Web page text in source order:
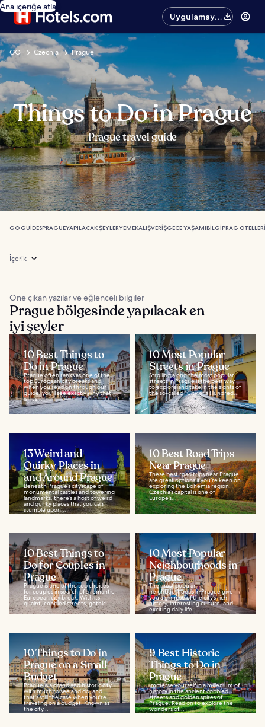
Ana içeriğe atla
Uygulamayı
edinin
GO Czechia Prague
Things to Do in Prague
Prague travel guide
GO GUIDESPRAGUEYAPILACAK ŞEYLERYEMEKALIŞVERIŞGECE YAŞAMIBILGIPRAG OTELLERI
İçerik
Öne çıkan yazılar ve eğlenceli bilgiler
Prague bölgesinde yapılacak en
iyi şeyler
10 Best Things to
Do in Prague
Prague often ranks as one of the
top European city breaks and,
when you read on through our
guide, you’ll see exactly why that
is. It’s...
10 Most Popular
Streets in Prague
Strolling along the most popular
streets in Prague is the best way
to explore and take in the sights of
the so-called “City of a Hundred...
13 Weird and
Quirky Places in
and Around Prague
Beneath Prague’s cityscape of
monumental castles and towering
landmarks, there’s a host of weird
and quirky places that you can
stumble upon...
10 Best Road Trips
Near Prague
These best road trips near Prague
are great options if you’re keen on
exploring the Bohemia region.
Czechia’s capital is one of
Europe’s...
10 Best Things to
Do for Couples in
Prague
Prague is one of the top choices
for couples in search of a romantic
European city break. With its
quaint, cobbled streets, gothic...
10 Most Popular
Neighbourhoods in
Prague
The most popular
neighbourhoods in Prague give
you a glimpse of the city’s rich
history, interesting culture, and
exciting daily life...
10 Things to Do in
Prague on a Small
Budget
Prague is a grand and historic city
with much to see and do, and
that's still the case when you're
traveling on a budget. Known as
the city...
9 Best Historic
Things to Do in
Prague
Immerse yourself in a millenium of
history in the ancient cobbled
streets and golden spires of
Prague. Read on to explore the
wonders of...